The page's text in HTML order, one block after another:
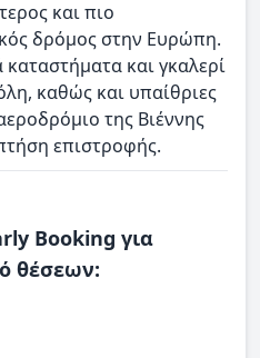
και πιο
δρόμος στην Ευρώπη.
και γκαλερί
καθώς και υπαίθριες
της Βιέννης
επιστροφής.
Booking για
θέσεων: